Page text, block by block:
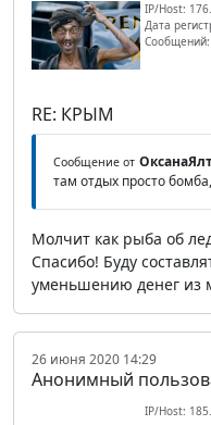
IP/Host:
Дата
RE: КРЫМ
Сообщение от
там отдых просто
Молчит как рыба об
Спасибо! Буду
уменьшению денег из
26 июня 2020 14:29
Анонимный
IP/Host: